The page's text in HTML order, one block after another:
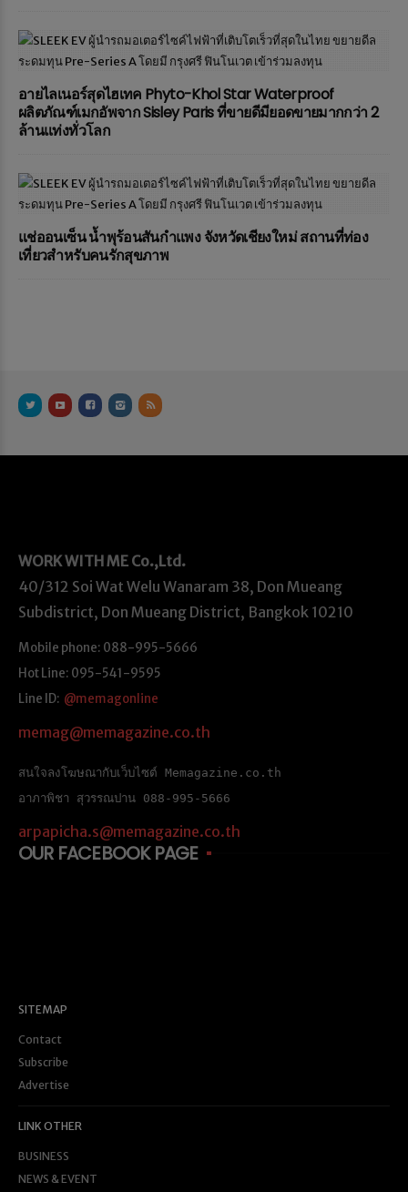
อายไลเนอร์สุดไฮเทค Phyto-Khol Star Waterproof
ผลิตภัณฑ์เมกอัพจาก Sisley Paris ที่ขายดีมียอดขายมากกว่า 2
ล้านแท่งทั่วโลก
แช่ออนเซ็น น้ำพุร้อนสันกำแพง จังหวัดเชียงใหม่ สถานที่ท่อง
เที่ยวสำหรับคนรักสุขภาพ
WORK WITH ME Co.,Ltd.
40/312 Soi Wat Welu Wanaram 38, Don Mueang
Subdistrict, Don Mueang District, Bangkok 10210
Mobile phone: 088-995-5666
Hot Line: 095-541-9595
Line ID: @memagonline
memag@memagazine.co.th
สนใจลงโฆษณากับเว็บไซต์ Memagazine.co.th
อาภาพิชา สุวรรณปาน 088-995-5666
arpapicha.s@memagazine.co.th
OUR FACEBOOK PAGE
SITEMAP
Contact
Subscribe
Advertise
LINK OTHER
BUSINESS
NEWS & EVENT